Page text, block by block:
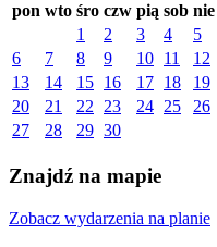
pon wto śro czw pią sob nie
1
2 3 4
5
6
7 8 9 10 11
12
13
14 15 16 17 18
19
20
21 22 23 24 25
26
27
28 29 30
Znajdź na mapie
Zobacz wydarzenia na planie